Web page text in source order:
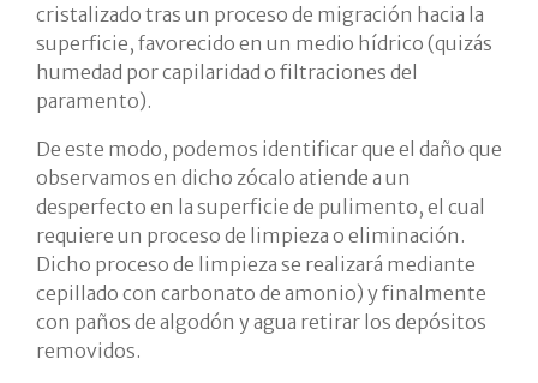
cristalizado tras un proceso de migración hacia la
superficie, favorecido en un medio hídrico (quizás
humedad por capilaridad o filtraciones del
paramento).
De este modo, podemos identificar que el daño que
observamos en dicho zócalo atiende a un
desperfecto en la superficie de pulimento, el cual
requiere un proceso de limpieza o eliminación.
Dicho proceso de limpieza se realizará mediante
cepillado con carbonato de amonio) y finalmente
con paños de algodón y agua retirar los depósitos
removidos.